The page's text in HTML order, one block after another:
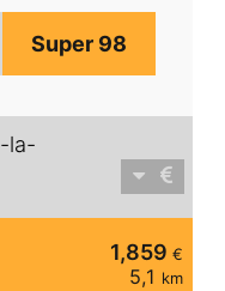
Super 98
la-
1,859 €
5,1 km